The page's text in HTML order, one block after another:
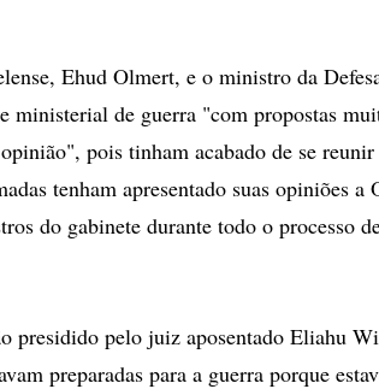
Ehud Olmert, e o ministro da
ministerial de guerra "com propostas
pois tinham acabado de se
tenham apresentado suas opiniões a
do gabinete durante todo o processo
presidido pelo juiz aposentado Eliahu
preparadas para a guerra porque